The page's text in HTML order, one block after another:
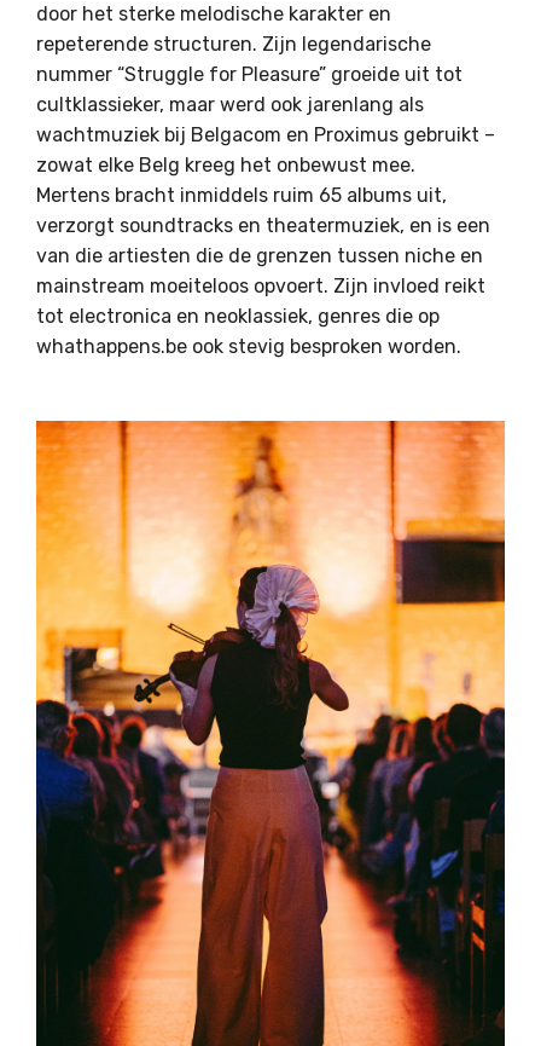
door het sterke melodische karakter en
repeterende structuren. Zijn legendarische
nummer “Struggle for Pleasure” groeide uit tot
cultklassieker, maar werd ook jarenlang als
wachtmuziek bij Belgacom en Proximus gebruikt –
zowat elke Belg kreeg het onbewust mee.
Mertens bracht inmiddels ruim 65 albums uit,
verzorgt soundtracks en theatermuziek, en is een
van die artiesten die de grenzen tussen niche en
mainstream moeiteloos opvoert. Zijn invloed reikt
tot electronica en neoklassiek, genres die op
whathappens.be ook stevig besproken worden.